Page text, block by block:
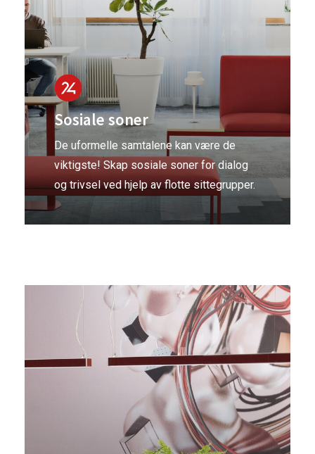
Sosiale soner
De uformelle samtalene kan være de
viktigste! Skap sosiale soner for dialog
og trivsel ved hjelp av flotte sittegrupper.